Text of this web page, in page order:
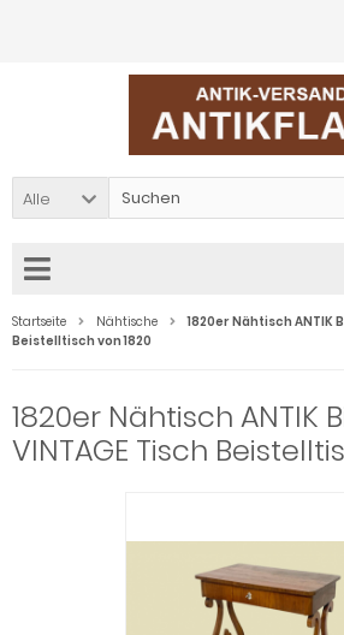
Alle
Startseite Nähtische
1820er Nähtisch ANTIK
Beistelltisch von 1820
1820er Nähtisch ANTIK
VINTAGE Tisch